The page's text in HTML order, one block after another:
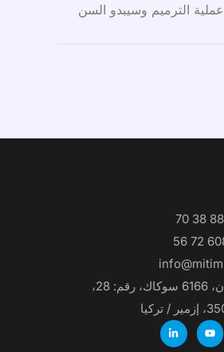
الترميم وسيبدو السن
كاراجا أوغلان، 6166 سوكاك، رقم: 28،